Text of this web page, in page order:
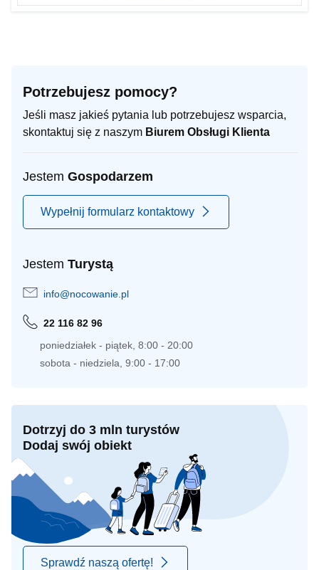
Potrzebujesz pomocy?
Jeśli masz jakieś pytania lub potrzebujesz wsparcia,
skontaktuj się z naszym Biurem Obsługi Klienta
Jestem Gospodarzem
Wypełnij formularz kontaktowy
Jestem Turystą
info@nocowanie.pl
22 116 82 96
poniedziałek - piątek, 8:00 - 20:00
sobota - niedziela, 9:00 - 17:00
Dotrzyj do 3 mln turystów
Dodaj swój obiekt
Sprawdź naszą ofertę!